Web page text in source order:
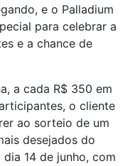
e o Palladium
para celebrar a
e a chance de
a cada R$ 350 em
o cliente
ao sorteio de um
desejados do
14 de junho, com